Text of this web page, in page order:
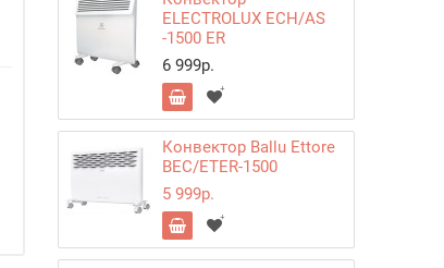
ELECTROLUX ECH/AS
-1500 ER
6 999р.
Конвектор Ballu Ettore
BEC/ETER-1500
5 999р.